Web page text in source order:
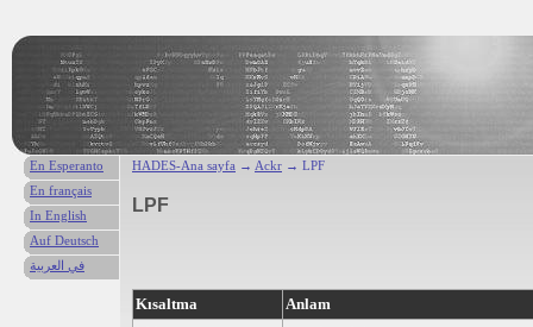
HADES-Ana sayfa → Ackr → LPF
LPF
Kısaltma
Anlam
En Esperanto
En français
In English
Auf Deutsch
في العربية